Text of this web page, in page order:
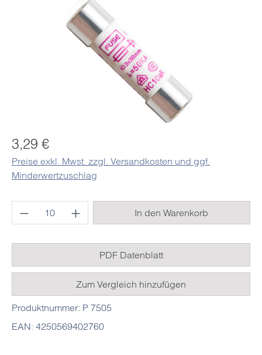
Regulärer Preis:
3,29 €
Preise exkl. Mwst. zzgl. Versandkosten und ggf.
Minderwertzuschlag
Produkt Anzahl: Gib den gewünschten
In den Warenkorb
PDF Datenblatt
Zum Vergleich hinzufügen
Produktnummer: P 7505
EAN: 4250569402760